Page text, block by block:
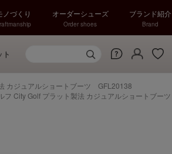
ノづくり オーダーシューズ
Order shoes
ブランド紹介
Brand
カジュアルショートブーツ GFL20138
フ City Golf プラット製法 カジュアルショートブー